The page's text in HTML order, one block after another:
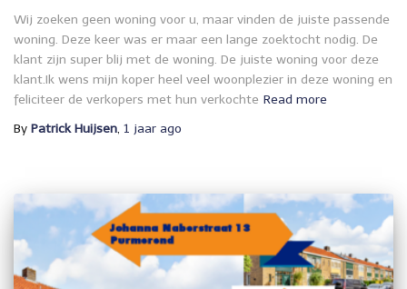
Wij zoeken geen woning voor u, maar vinden de juiste passende
woning. Deze keer was er maar een lange zoektocht nodig. De
klant zijn super blij met de woning. De juiste woning voor deze
klant.Ik wens mijn koper heel veel woonplezier in deze woning en
feliciteer de verkopers met hun verkochte Read more
By Patrick Huijsen, 1 jaar ago